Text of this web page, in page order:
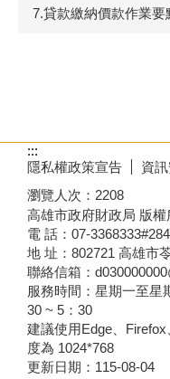
7.貸款繳納價款作業要
:::
隱私權政策宣告
資
瀏覽人次： 2208
高雄市政府財政局 版權
電 話：07-
地 址：802721 高雄市
聯絡信箱：
服務時間：星期一至星
30 ~ 5：30
建議使用Edge、
度為 1024*768
更新日期： 115-08-04